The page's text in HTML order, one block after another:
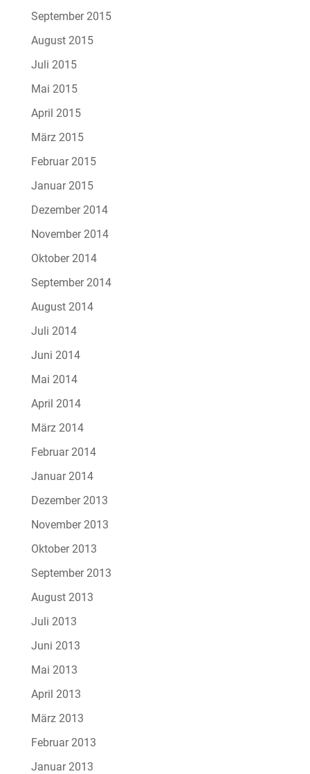
September 2015
August 2015
Juli 2015
Mai 2015
April 2015
März 2015
Februar 2015
Januar 2015
Dezember 2014
November 2014
Oktober 2014
September 2014
August 2014
Juli 2014
Juni 2014
Mai 2014
April 2014
März 2014
Februar 2014
Januar 2014
Dezember 2013
November 2013
Oktober 2013
September 2013
August 2013
Juli 2013
Juni 2013
Mai 2013
April 2013
März 2013
Februar 2013
Januar 2013